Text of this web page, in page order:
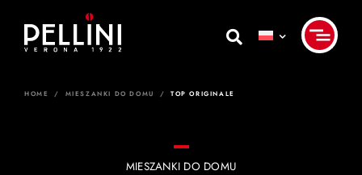
content
HOME / MIESZANKI DO DOMU / TOP ORIGINALE
MIESZANKI DO DOMU